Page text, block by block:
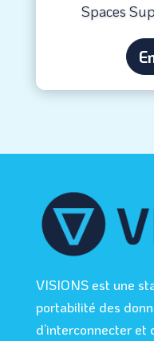
Spaces
VISIONS est une
portabilité des
d’interconnecter et